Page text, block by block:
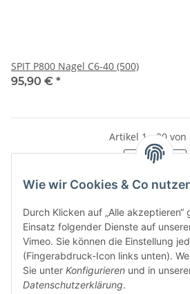
SPIT P800 Nagel C6-40 (500)
95,90 € *
Artikel 1 - 20 von
Seite1
Kategorien
Wie wir Cookies & Co
Durch Klicken auf „Alle akzeptieren“
Einsatz folgender Dienste auf
Vimeo. Sie können die Einstellung
(Fingerabdruck-Icon links unten).
Sie unter Konfigurieren und in
Datenschutzerklärung.